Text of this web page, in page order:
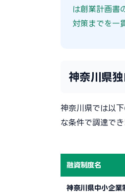
は創業計画書
対策までを一
神奈川県
神奈川県では以
な条件で調達でき
融資制度名
神奈川県中小企業